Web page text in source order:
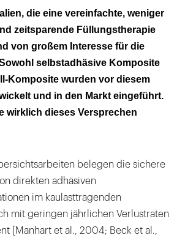
Komposite
die eine vereinfachte, weniger
zeitsparende Füllungstherapie
von großem Interesse für die
selbstadhäsive Komposite
Komposite wurden vor diesem
und in den Markt eingeführt.
wirklich dieses Versprechen
belegen die sichere
direkten adhäsiven
im kaulasttragenden
mit geringen jährlichen Verlustraten
[Manhart et al., 2004; Beck et al.,